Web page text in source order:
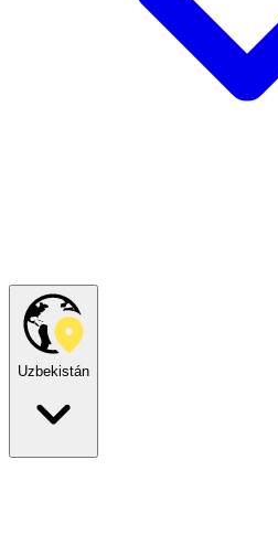
Uzbekistán